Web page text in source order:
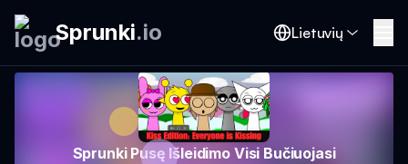
Sprunki.io Lietuvių
Sprunki Pusę Išleidimo Visi Bučiuojasi